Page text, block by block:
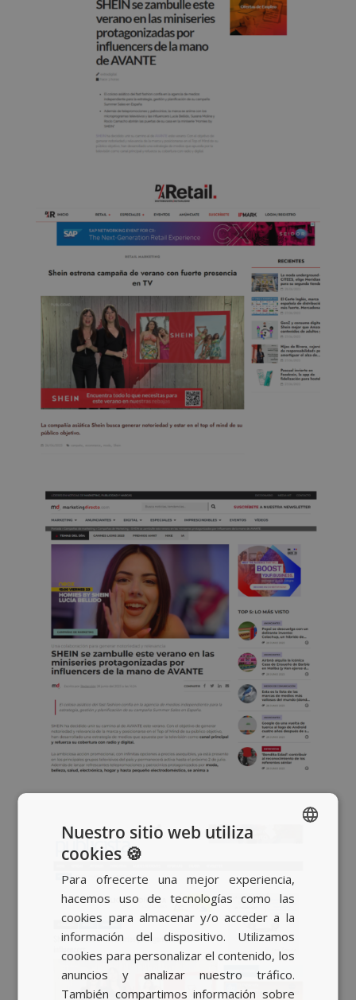
BASQUE
ENGLISH
Nuestro sitio web utiliza
cookies 🍪
Para ofrecerte una mejor experiencia,
hacemos uso de tecnologías como las
cookies para almacenar y/o acceder a la
información del dispositivo. Utilizamos
cookies para personalizar el contenido, los
anuncios y analizar nuestro tráfico.
También compartimos información sobre